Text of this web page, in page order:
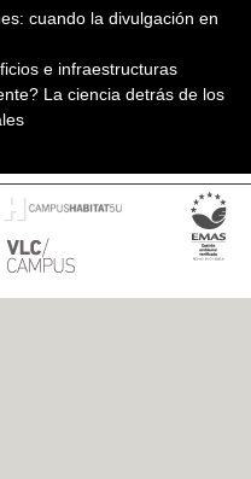
cuando la divulgación en
e infraestructuras
La ciencia detrás de los